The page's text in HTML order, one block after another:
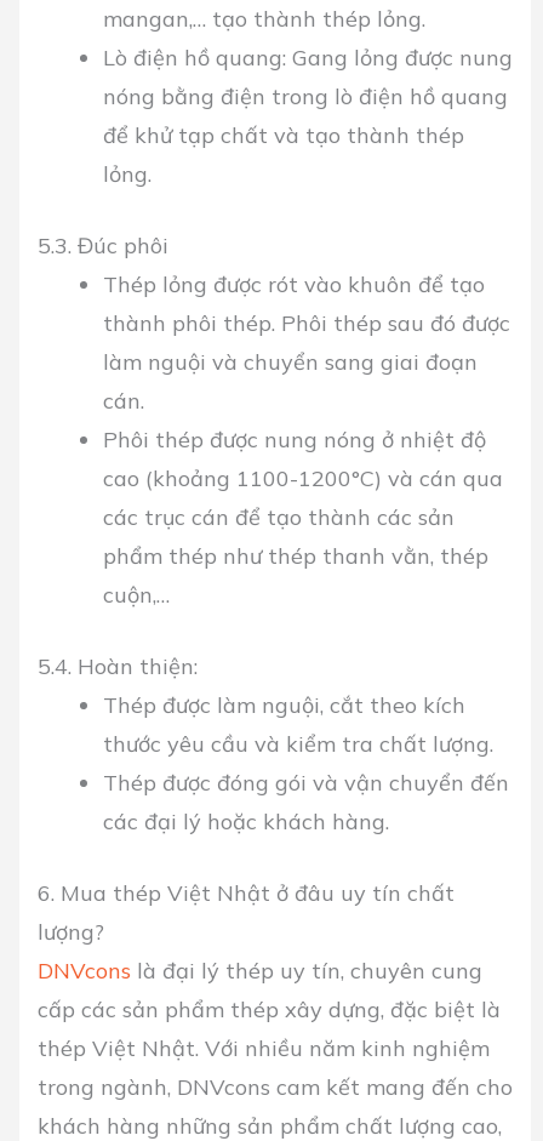
mangan,… tạo thành thép lỏng.
Lò điện hồ quang: Gang lỏng được nung
nóng bằng điện trong lò điện hồ quang
để khử tạp chất và tạo thành thép
lỏng.
5.3. Đúc phôi
Thép lỏng được rót vào khuôn để tạo
thành phôi thép. Phôi thép sau đó được
làm nguội và chuyển sang giai đoạn
cán.
Phôi thép được nung nóng ở nhiệt độ
cao (khoảng 1100-1200°C) và cán qua
các trục cán để tạo thành các sản
phẩm thép như thép thanh vằn, thép
cuộn,…
5.4. Hoàn thiện:
Thép được làm nguội, cắt theo kích
thước yêu cầu và kiểm tra chất lượng.
Thép được đóng gói và vận chuyển đến
các đại lý hoặc khách hàng.
6. Mua thép Việt Nhật ở đâu uy tín chất
lượng?
DNVcons là đại lý thép uy tín, chuyên cung
cấp các sản phẩm thép xây dựng, đặc biệt là
thép Việt Nhật. Với nhiều năm kinh nghiệm
trong ngành, DNVcons cam kết mang đến cho
khách hàng những sản phẩm chất lượng cao,